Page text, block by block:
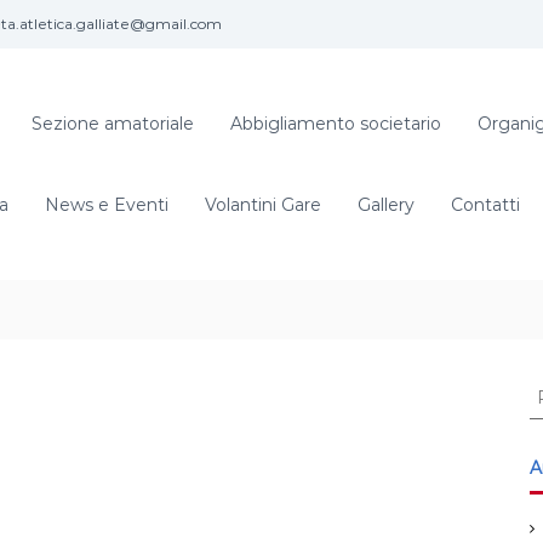
Sezione amatoriale Abbigliamento societario
News e Eventi Volantini Gare Gallery Contatti
C
c
a